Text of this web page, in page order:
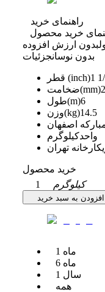
راهنمای خرید
خرید محصول
بدون ارزش افزوده
بدون نوسانجزئیات
قطر (inch)1
ضخامت(mm)2
طول(m)6
وزن(kg)14.5
اصفهان
واحدکیلوگرم
کارخانه تهران
خرید محصول
1
کیلوگرم
افزودن به سبد خرید
1 ماه
6 ماه
1 سال
همه